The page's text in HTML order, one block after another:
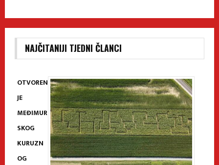
NAJČITANIJI TJEDNI ČLANCI
OTVOREN
JE
MEĐIMUR
SKOG
KURUZN
OG